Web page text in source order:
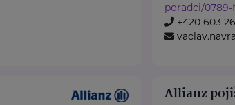
poradci/
+420 603
Allianz